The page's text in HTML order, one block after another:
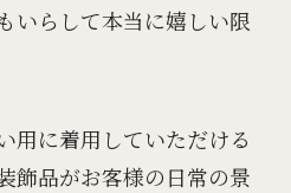
いらして本当に嬉しい限
用に着用していただける
飾品がお客様の日常の景